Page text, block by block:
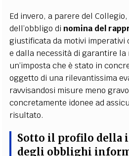
Ed invero, a parere del
dell’obbligo di nomina del
giustificata da motivi imperativi
e dalla necessità di garantire la
un’imposta che è stato in
oggetto di una rilevantissima
ravvisandosi misure meno
concretamente idonee ad
risultato.
Sotto il profilo della
degli obblighi